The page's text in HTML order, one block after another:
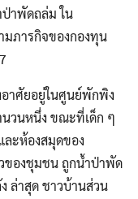
าพัดถล่ม ใน
มภารกิจของกองทุน
าศัยอยู่ในศูนย์พักพิง
นวนหนึ่ง ขณะที่เด็ก ๆ
ละห้องสมุดของ
วของชุมชน ถูกน้ำป่าพัด
ล่าสุด ชาวบ้านส่วน